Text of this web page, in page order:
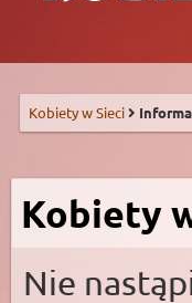
Kobiety w Sieci
Kobiety
Nie